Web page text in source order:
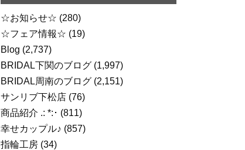
☆お知らせ☆ (280)
☆フェア情報☆ (19)
Blog (2,737)
BRIDAL下関のブログ (1,997)
BRIDAL周南のブログ (2,151)
サンリブ下松店 (76)
商品紹介 .: *:･ (811)
幸せカップル♪ (857)
指輪工房 (34)